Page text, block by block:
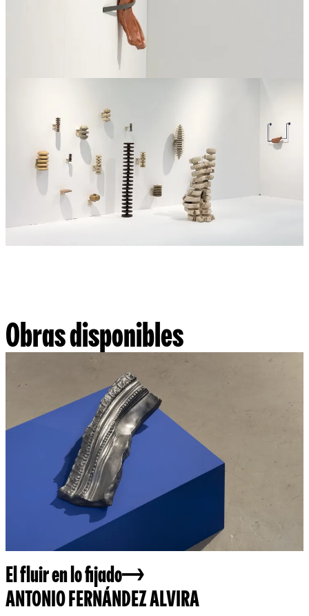
Obras disponibles
El fluir en lo fijado
ANTONIO FERNÁNDEZ ALVIRA